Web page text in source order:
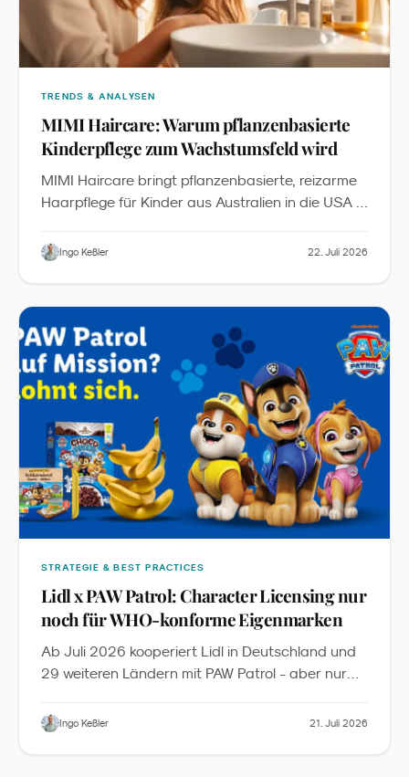
TRENDS & ANALYSEN
MIMI Haircare: Warum pflanzenbasierte
Kinderpflege zum Wachstumsfeld wird
MIMI Haircare bringt pflanzenbasierte, reizarme
Haarpflege für Kinder aus Australien in die USA -
Zubehör. Aus Sicht des Familienmarketings ist
zwischen Babypflege und Erwachsenen-Beauty
wird.
Ingo Keßler 22. Juli 2026
STRATEGIE & BEST PRACTICES
Lidl x PAW Patrol: Character Licensing nur
noch für WHO-konforme Eigenmarken
Ab Juli 2026 kooperiert Lidl in Deutschland und
29 weiteren Ländern mit PAW Patrol - aber nur
Gemüse, die die WHO-Nährwertkriterien und
Ingo Keßler 21. Juli 2026